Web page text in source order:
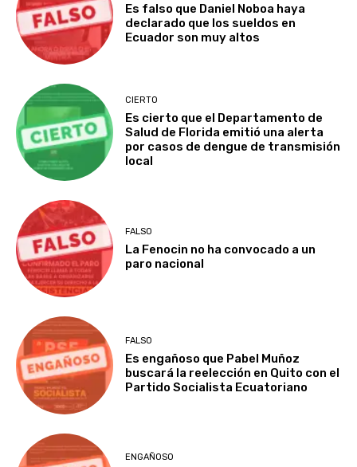
Es falso que Daniel Noboa haya
declarado que los sueldos en
Ecuador son muy altos
CIERTO
Es cierto que el Departamento de
Salud de Florida emitió una alerta
por casos de dengue de transmisión
local
FALSO
La Fenocin no ha convocado a un
paro nacional
FALSO
Es engañoso que Pabel Muñoz
buscará la reelección en Quito con el
Partido Socialista Ecuatoriano
ENGAÑOSO